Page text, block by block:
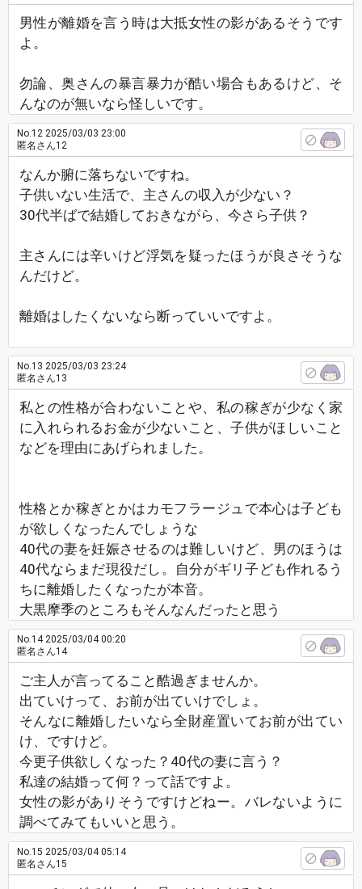
男性が離婚を言う時は大抵女性の影があるそうです
よ。
勿論、奥さんの暴言暴力が酷い場合もあるけど、そ
んなのが無いなら怪しいです。
No.12 2025/03/03 23:00
匿名さん12
なんか腑に落ちないですね。
子供いない生活で、主さんの収入が少ない？
30代半ばで結婚しておきながら、今さら子供？
主さんには辛いけど浮気を疑ったほうが良さそうな
んだけど。
離婚はしたくないなら断っていいですよ。
No.13 2025/03/03 23:24
匿名さん13
私との性格が合わないことや、私の稼ぎが少なく家
に入れられるお金が少ないこと、子供がほしいこと
などを理由にあげられました。
性格とか稼ぎとかはカモフラージュで本心は子ども
が欲しくなったんでしょうな
40代の妻を妊娠させるのは難しいけど、男のほうは
40代ならまだ現役だし。自分がギリ子ども作れるう
ちに離婚したくなったが本音。
大黒摩季のところもそんなんだったと思う
No.142025/03/04 00:20
匿名さん14
ご主人が言ってること酷過ぎませんか。
出ていけって、お前が出ていけでしょ。
そんなに離婚したいなら全財産置いてお前が出てい
け、ですけど。
今更子供欲しくなった？40代の妻に言う？
私達の結婚って何？って話ですよ。
女性の影がありそうですけどねー。バレないように
調べてみてもいいと思う。
No.15 2025/03/04 05:14
匿名さん15